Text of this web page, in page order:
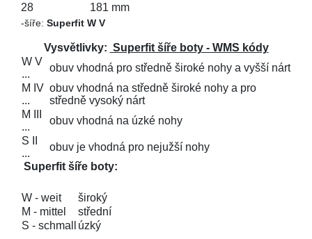
28 181 mm
-šíře: Superfit W V
Vysvětlivky: Superfit šíře boty - WMS kódy
W V
...
obuv vhodná pro středně široké nohy a vyšší nárt
M IV
...
obuv vhodná na středně široké nohy a pro
středně vysoký nárt
M III
...
obuv vhodná na úzké nohy
S II
...
obuv je vhodná pro nejužší nohy
Superfit šíře boty:
W - weit
široký
M - mittel
střední
S - schmall
úzký